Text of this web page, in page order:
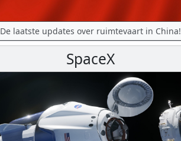
De laatste updates over ruimtevaart in China!
SpaceX